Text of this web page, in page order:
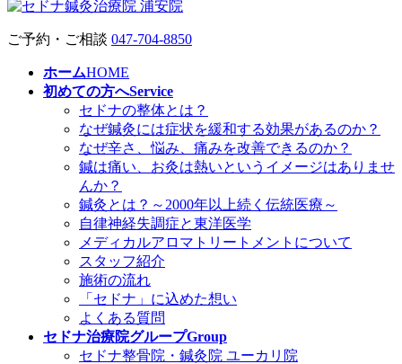
ご予約・ご相談 047-704-8850
ホームHOME
初めての方へService
セドナの整体とは？
なぜ鍼灸には症状を緩和する効果があるのか？
なぜ辛さ、悩み、痛みを改善できるのか？
鍼は痛い、お灸は熱いというイメージはありませ
んか？
鍼灸とは？～2000年以上続く伝統医療～
自律神経失調症と東洋医学
メディカルアロマトリートメントについて
スタッフ紹介
施術の流れ
「セドナ」に込めた想い
よくある質問
セドナ治療院グループGroup
セドナ整骨院・鍼灸院 ユーカリ院